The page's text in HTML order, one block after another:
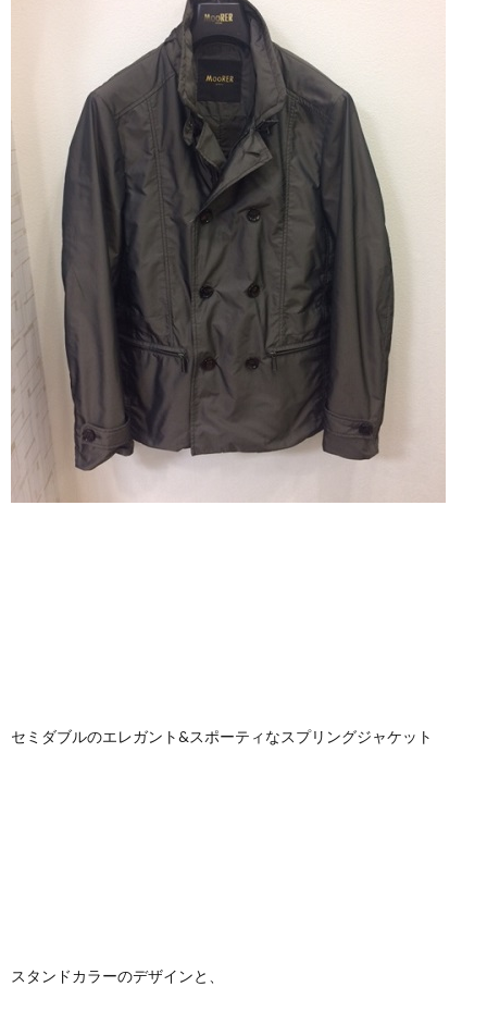
セミダブルのエレガント&スポーティなスプリングジャケット
スタンドカラーのデザインと、